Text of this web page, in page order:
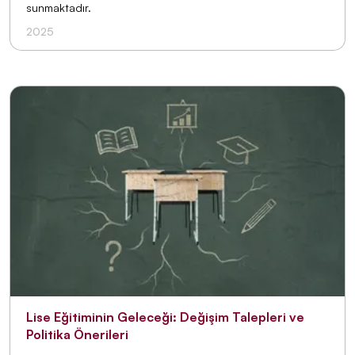
sunmaktadır.
2025
Lise Eğitiminin Geleceği: Değişim Talepleri ve
Politika Önerileri